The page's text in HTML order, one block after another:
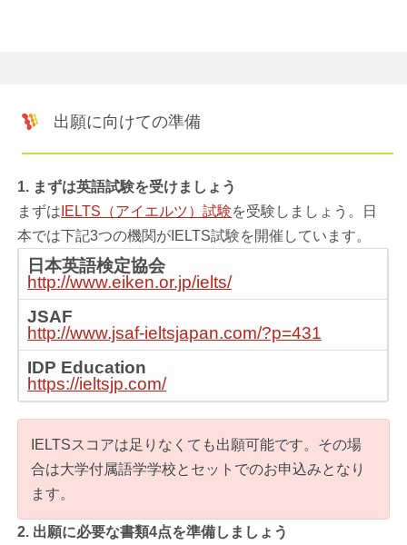
出願に向けての準備
1. まずは英語試験を受けましょう
まずは IELTS（アイエルツ）試験を受験しましょう。日
本では下記3つの機関がIELTS試験を開催しています。
日本英語検定協会
http://www.eiken.or.jp/ielts/
JSAF
http://www.jsaf-ieltsjapan.com/?p=431
IDP Education
https://ieltsjp.com/
IELTSスコアは足りなくても出願可能です。その場
合は大学付属語学学校とセットでのお申込みとなり
ます。
2. 出願に必要な書類4点を準備しましょう